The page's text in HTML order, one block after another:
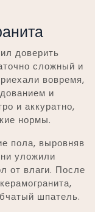
доверить
сложный и
вовремя,
и
и аккуратно,
нормы.
пола, выровняв
уложили
от влаги. После
шпатель.